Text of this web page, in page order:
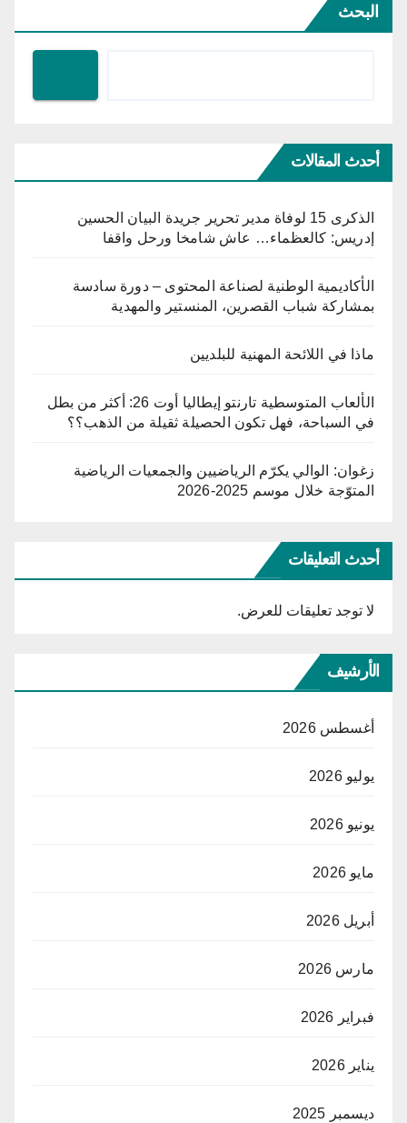
البحث
أحدث المقالات
الذكرى 15 لوفاة مدير تحرير جريدة البيان الحسين
إدريس: كالعظماء… عاش شامخا ورحل واقفا
الأكاديمية الوطنية لصناعة المحتوى – دورة سادسة
بمشاركة شباب القصرين، المنستير والمهدية
ماذا في اللائحة المهنية للبلديين
الألعاب المتوسطية تارنتو إيطاليا أوت 26: أكثر من بطل
في السباحة، فهل تكون الحصيلة ثقيلة من الذهب؟؟
زغوان: الوالي يكرّم الرياضيين والجمعيات الرياضية
المتوّجة خلال موسم 2025-2026
أحدث التعليقات
لا توجد تعليقات للعرض.
الأرشيف
أغسطس 2026
يوليو 2026
يونيو 2026
مايو 2026
أبريل 2026
مارس 2026
فبراير 2026
يناير 2026
ديسمبر 2025